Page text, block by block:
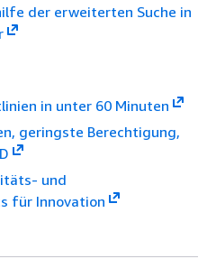
der erweiterten Suche in
in unter 60 Minuten
geringste Berechtigung,
und
für Innovation